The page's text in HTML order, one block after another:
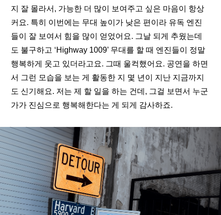
지 잘 몰라서, 가능한 더 많이 보여주고 싶은 마음이 항상
커요. 특히 이번에는 무대 높이가 낮은 편이라 유독 엔진
들이 잘 보여서 힘을 많이 얻었어요. 그날 되게 추웠는데
도 불구하고 ‘Highway 1009’ 무대를 할 때 엔진들이 정말
행복하게 웃고 있더라고요. 그때 울컥했어요. 공연을 하면
서 그런 모습을 보는 게 활동한 지 몇 년이 지난 지금까지
도 신기해요. 저는 제 할 일을 하는 건데, 그걸 보면서 누군
가가 진심으로 행복해한다는 게 되게 감사하죠.